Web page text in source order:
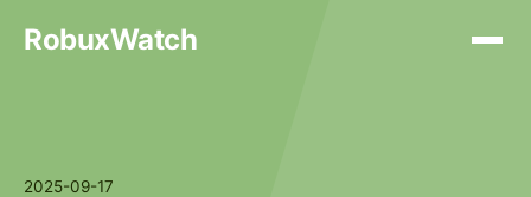
RobuxWatch
2025-09-17